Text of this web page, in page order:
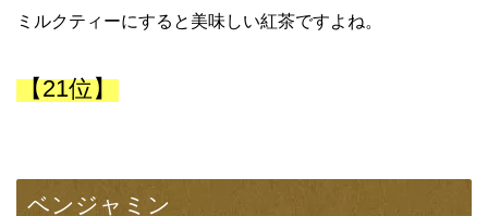
ミルクティーにすると美味しい紅茶ですよね。
【21位】
ベンジャミン